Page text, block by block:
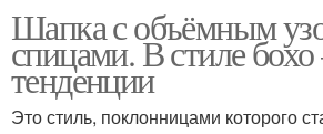
Шапка с объёмным
спицами. В стиле
тенденции
Это стиль, поклонницами которого